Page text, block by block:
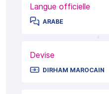
Langue officielle
ARABE
Devise
DIRHAM MAROCAIN